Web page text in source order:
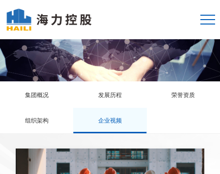
集团概况 发展历程 荣誉资质
组织架构 企业视频